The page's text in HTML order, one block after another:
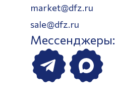
market@dfz.ru
sale@dfz.ru
Мессенджеры: